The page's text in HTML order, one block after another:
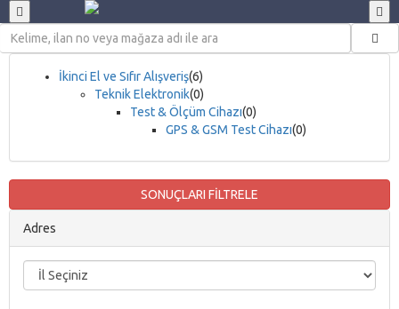
İkinci El ve Sıfır Alışveriş(6)
Teknik Elektronik(0)
Test & Ölçüm Cihazı(0)
GPS & GSM Test Cihazı(0)
SONUÇLARI FİLTRELE
Adres